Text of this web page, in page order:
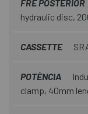
FRE POSTERIOR
hydraulic disc,
CASSETTE
POTÈNCIA
clamp, 40mm